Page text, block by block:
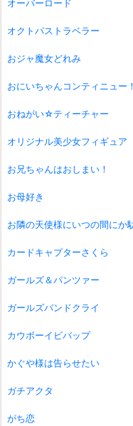
オーバーロード
オクトパストラベラー
おジャ魔女どれみ
おにいちゃんコンティニュー！
おねがい☆ティーチャー
オリジナル美少女フィギュア
お兄ちゃんはおしまい！
お母好き
お隣の天使様にいつの間にか
カードキャプターさくら
ガールズ＆パンツァー
ガールズバンドクライ
カウボーイビバップ
かぐや様は告らせたい
ガチアクタ
がち恋